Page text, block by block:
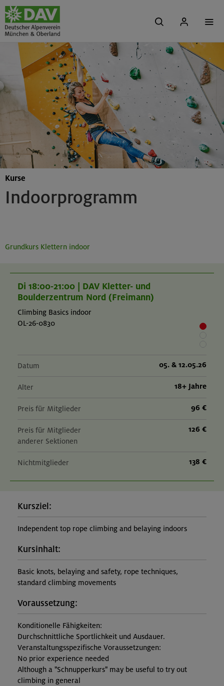
Indoorprogramm
Kurse
Grundkurs Klettern indoor
Di 18:00-21:00 | DAV Kletter- und
Boulderzentrum Nord (Freimann)
Climbing Basics indoor
OL-26-0830
Datum 05. & 12.05.26
Alter 18+ Jahre
Preis für Mitglieder 96 €
Preis für Mitglieder
anderer Sektionen
126 €
Nichtmitglieder 138 €
Kursziel:
Independent top rope climbing and belaying indoors
Kursinhalt:
Basic knots, belaying and safety, rope techniques,
standard climbing movements
Voraussetzung:
Konditionelle Fähigkeiten:
Durchschnittliche Sportlichkeit und Ausdauer.
Veranstaltungsspezifische Voraussetzungen:
No prior experience needed
Although a "Schnupperkurs" may be useful to try out
climbing in general